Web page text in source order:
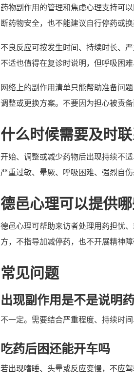
药物副作用的管理和焦虑心理支持可
断药物安全，也不能建议自行停药或换
不良反应可按发生时间、持续时长、
不适也值得在复诊时说明，但呼吸困
网络上的副作用清单只能帮助准备问
调整或更换方案。不要因为担心被责
什么时候需要及时
开始、调整或减少药物后出现持续不
严重过敏、晕厥、呼吸困难、强烈自
德邑心理可以提供
德邑心理可帮助来访者处理用药担忧
方，不指导加减停药，也不开展精神
常见问题
出现副作用是不是说明
不一定。需要结合严重程度、持续时
吃药后困还能开车吗
若出现嗜睡、头晕或反应变慢，不应